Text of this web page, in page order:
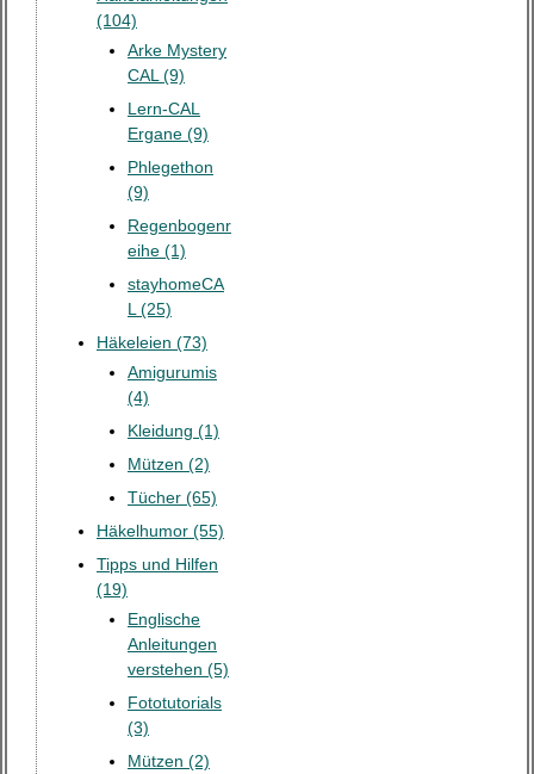
(104)
Arke Mystery
CAL (9)
Lern-CAL
Ergane (9)
Phlegethon
(9)
Regenbogenr
eihe (1)
stayhomeCA
L (25)
Häkeleien (73)
Amigurumis
(4)
Kleidung (1)
Mützen (2)
Tücher (65)
Häkelhumor (55)
Tipps und Hilfen
(19)
Englische
Anleitungen
verstehen (5)
Fototutorials
(3)
Mützen (2)